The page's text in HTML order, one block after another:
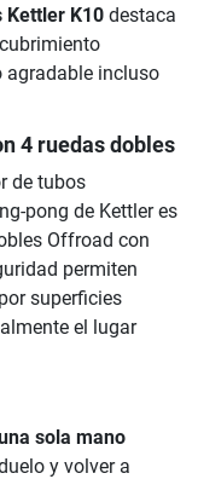
Kettler K10 destaca
agradable incluso
4 ruedas dobles
de tubos
pong de Kettler es
Offroad con
permiten
superficies
el lugar
sola mano
y volver a